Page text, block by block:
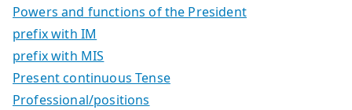
Powers and functions of the President
prefix with IM
prefix with MIS
Present continuous Tense
Professional/positions